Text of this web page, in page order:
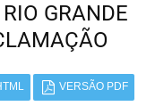
GRANDE
VERSÃO PDF